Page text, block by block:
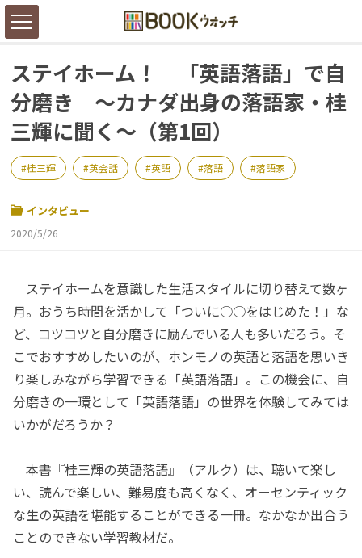
ステイホーム！ 「英語落語」で自
分磨き ～カナダ出身の落語家・桂
三輝に聞く～（第1回）
桂三輝 英会話 英語 落語 落語家
インタビュー
2020/5/26
ステイホームを意識した生活スタイルに切り替えて数ヶ
月。おうち時間を活かして「ついに○○をはじめた！」な
ど、コツコツと自分磨きに励んでいる人も多いだろう。そ
こでおすすめしたいのが、ホンモノの英語と落語を思いき
り楽しみながら学習できる「英語落語」。この機会に、自
分磨きの一環として「英語落語」の世界を体験してみては
いかがだろうか？
本書『桂三輝の英語落語』（アルク）は、聴いて楽し
い、読んで楽しい、難易度も高くなく、オーセンティック
な生の英語を堪能することができる一冊。なかなか出合う
ことのできない学習教材だ。